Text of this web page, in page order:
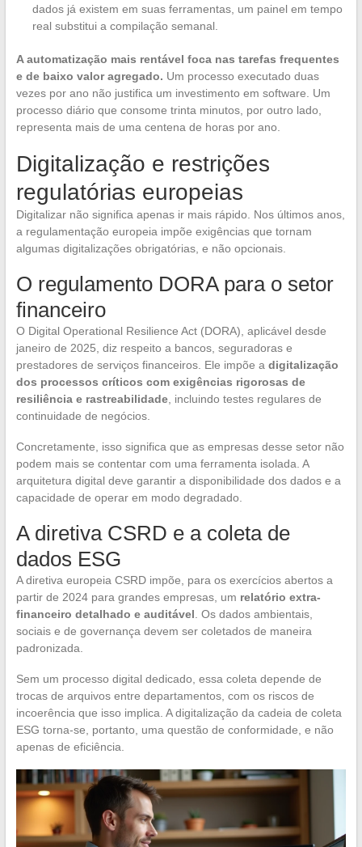
dados já existem em suas ferramentas, um painel em tempo
real substitui a compilação semanal.
A automatização mais rentável foca nas tarefas frequentes
e de baixo valor agregado. Um processo executado duas
vezes por ano não justifica um investimento em software. Um
processo diário que consome trinta minutos, por outro lado,
representa mais de uma centena de horas por ano.
Digitalização e restrições
regulatórias europeias
Digitalizar não significa apenas ir mais rápido. Nos últimos anos,
a regulamentação europeia impõe exigências que tornam
algumas digitalizações obrigatórias, e não opcionais.
O regulamento DORA para o setor
financeiro
O Digital Operational Resilience Act (DORA), aplicável desde
janeiro de 2025, diz respeito a bancos, seguradoras e
prestadores de serviços financeiros. Ele impõe a digitalização
dos processos críticos com exigências rigorosas de
resiliência e rastreabilidade, incluindo testes regulares de
continuidade de negócios.
Concretamente, isso significa que as empresas desse setor não
podem mais se contentar com uma ferramenta isolada. A
arquitetura digital deve garantir a disponibilidade dos dados e a
capacidade de operar em modo degradado.
A diretiva CSRD e a coleta de
dados ESG
A diretiva europeia CSRD impõe, para os exercícios abertos a
partir de 2024 para grandes empresas, um relatório extra-
financeiro detalhado e auditável . Os dados ambientais,
sociais e de governança devem ser coletados de maneira
padronizada.
Sem um processo digital dedicado, essa coleta depende de
trocas de arquivos entre departamentos, com os riscos de
incoerência que isso implica. A digitalização da cadeia de coleta
ESG torna-se, portanto, uma questão de conformidade, e não
apenas de eficiência.